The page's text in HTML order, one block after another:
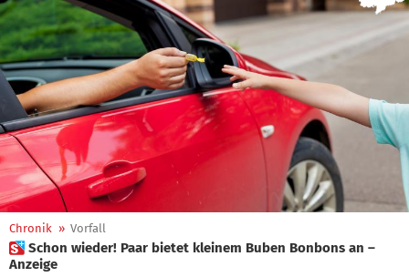
Chronik » Vorfall
 Schon wieder! Paar bietet kleinem Buben Bonbons an –
Anzeige